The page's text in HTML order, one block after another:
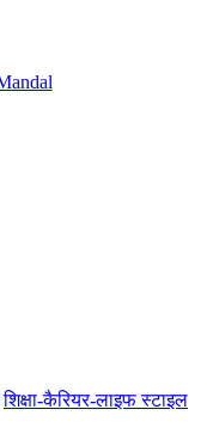
शिक्षा-कैरियर-लाइफ स्टाइल